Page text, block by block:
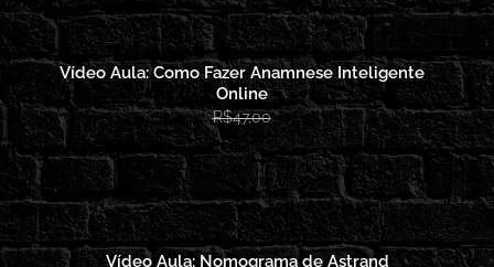
Vídeo Aula: Como Fazer Anamnese Inteligente
Online
R$47,00
Vídeo Aula: Nomograma de Astrand